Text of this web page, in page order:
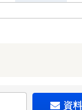
資